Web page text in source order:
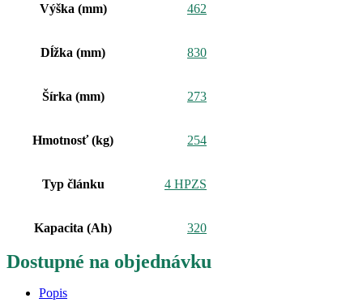
Výška (mm) 462
Dĺžka (mm) 830
Šírka (mm) 273
Hmotnosť (kg) 254
Typ článku 4 HPZS
Kapacita (Ah) 320
Dostupné na objednávku
Popis